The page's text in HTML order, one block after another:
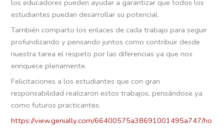
los educadores pueden ayudar a garantizar que todos los
estudiantes puedan desarrollar su potencial.
También comparto los enlaces de cada trabajo para seguir
profundizando y pensando juntos como contribuir desde
nuestra tarea el respeto por las diferencias ya que nos
enriquece plenamente.
Felicitaciones a los estudiantes que con gran
responsabilidad realizaron estos trabajos, pensándose ya
como futuros practicantes.
https://view.genially.com/66400575a38691001495a747/ho